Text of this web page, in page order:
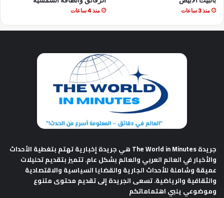
منذ 3 ساعات منذ 4 ساعات
جريدة The World in Minutes
هي جريدة إخبارية تهتم بتغطية الأحداث
والأخبار في العالم العربي والعالم بشكل عام. تتميز بتقديم تحليلات
عميقة وشاملة للأحداث الجارية والقضايا السياسية والاقتصادية
والثقافية والرياضية. تسعى الجريدة إلى تقديم محتوى متنوع
وموضوعي يلبي اهتماماتكم